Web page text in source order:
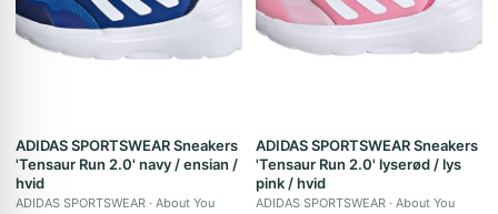
ADIDAS SPORTSWEAR Sneakers
'Tensaur Run 2.0' navy / ensian /
hvid
ADIDAS SPORTSWEAR About You
ADIDAS SPORTSWEAR Sneakers
'Tensaur Run 2.0' lyserød / lys
pink / hvid
ADIDAS SPORTSWEAR About You